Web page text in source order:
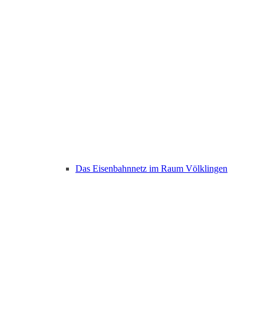
Das Eisenbahnnetz im Raum Völklingen